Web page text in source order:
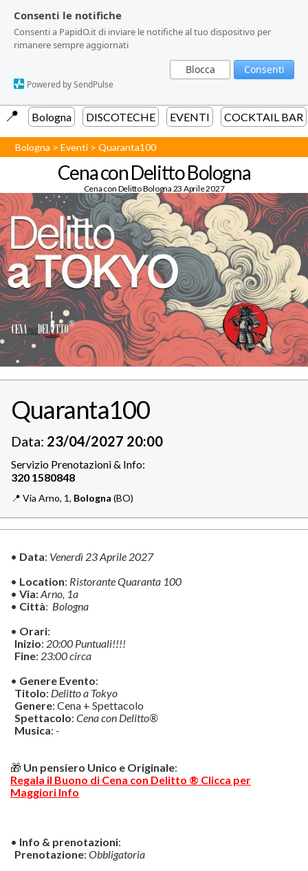
Consenti le notifiche
Consenti a PapidO.it di inviare le notifiche al tuo dispositivo per
rimanere sempre aggiornati
Blocca Consenti
Powered by SendPulse
Consenti le notifiche
Consenti a PapidO.it di inviare le notifiche al tuo dispositivo per
rimanere sempre aggiornati
Blocca Consenti
Powered by SendPulse
📍️ Bologna DISCOTECHE EVENTI COCKTAIL BAR
Bologna >Eventi >Quaranta100
Cena con Delitto Bologna
Cena con Delitto Bologna 23 Aprile 2027
Quaranta100
Data: 23/04/2027 20:00
Servizio Prenotazioni & Info:
📍️ Via Arno, 1, Bologna (BO)
• Data: Venerdì 23 Aprile 2027
• Location: Ristorante Quaranta 100
• Via:Arno, 1a
• Città: Bologna
• Orari:
Inizio: 20:00 Puntuali!!!!
Fine: 23:00 circa
• Genere Evento:
Titolo: Delitto a Tokyo
Genere: Cena + Spettacolo
Spettacolo: Cena con Delitto®
Musica: -
🎁 Un pensiero Unico e Originale:
Regala il Buono di Cena con Delitto ® Clicca per
Maggiori Info
• Info & prenotazioni:
Prenotazione: Obbligatoria